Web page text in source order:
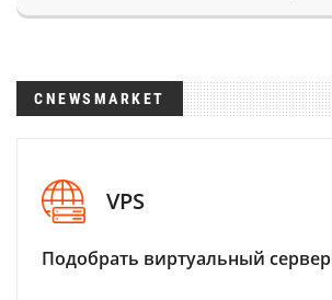
CNEWSMARKET
VPS
Подобрать виртуальный сервер